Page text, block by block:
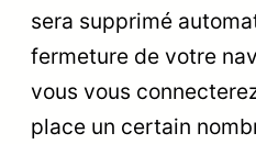
sera supprimé
fermeture de votre
vous vous
place un certain